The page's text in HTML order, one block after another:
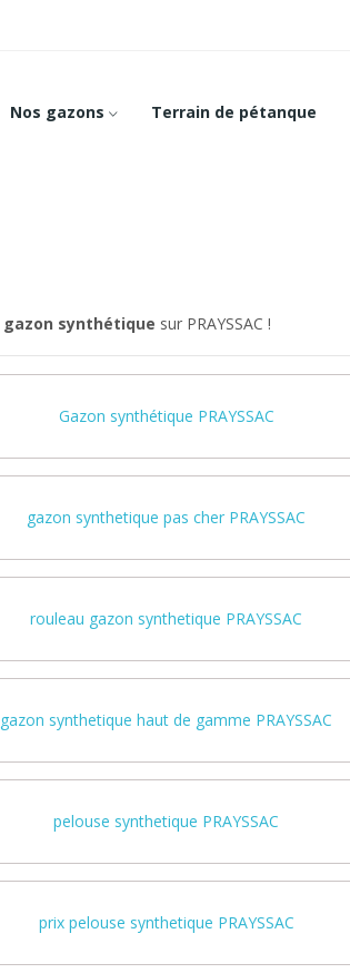
Nos gazons Terrain de pétanque
gazon synthétique sur PRAYSSAC !
Gazon synthétique PRAYSSAC
gazon synthetique pas cher PRAYSSAC
rouleau gazon synthetique PRAYSSAC
gazon synthetique haut de gamme PRAYSSAC
pelouse synthetique PRAYSSAC
prix pelouse synthetique PRAYSSAC